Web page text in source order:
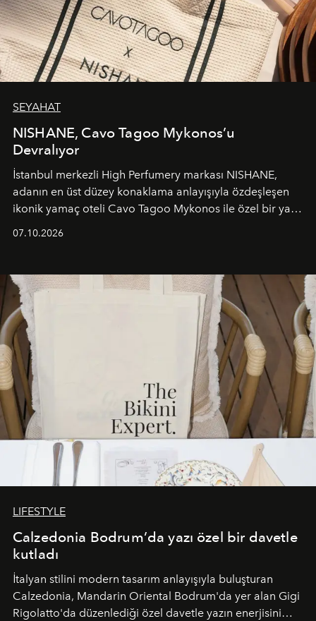
SEYAHAT
NISHANE, Cavo Tagoo Mykonos’u
Devralıyor
İstanbul merkezli High Perfumery markası NISHANE,
adanın en üst düzey konaklama anlayışıyla özdeşleşen
ikonik yamaç oteli Cavo Tagoo Mykonos ile özel bir yaz
buluşturarak markanın Cavo Tagoo’daki varlığını
sürükleyici ve mevsime özel bir deneyime dönüştürüyor.
07.10.2026
LIFESTYLE
Calzedonia Bodrum’da yazı özel bir davetle
kutladı
İtalyan stilini modern tasarım anlayışıyla buluşturan
Calzedonia, Mandarin Oriental Bodrum'da yer alan Gigi
Rigolatto'da düzenlediği özel davetle yazın enerjisini